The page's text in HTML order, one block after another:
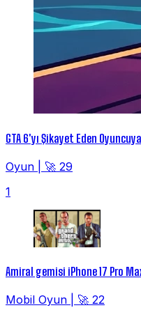
GTA 6'yı Şikayet Eden
Oyun
🚀 29
1
Amiral gemisi iPhone 17 Pro
Mobil Oyun
🚀 22